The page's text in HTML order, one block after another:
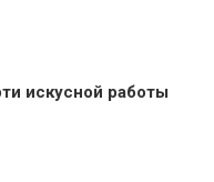
искусной работы